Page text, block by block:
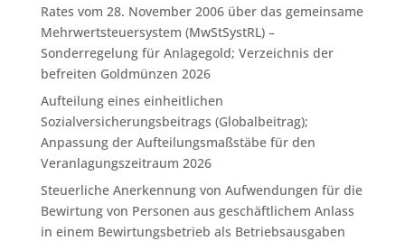
Rates vom 28. November 2006 über das gemeinsame
Mehrwertsteuersystem (MwStSystRL) –
Sonderregelung für Anlagegold; Verzeichnis der
befreiten Goldmünzen 2026
Aufteilung eines einheitlichen
Sozialversicherungsbeitrags (Globalbeitrag);
Anpassung der Aufteilungsmaßstäbe für den
Veranlagungszeitraum 2026
Steuerliche Anerkennung von Aufwendungen für die
Bewirtung von Personen aus geschäftlichem Anlass
in einem Bewirtungsbetrieb als Betriebsausgaben